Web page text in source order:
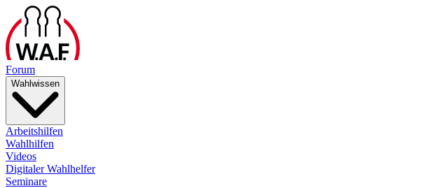
Forum
Wahlwissen
Arbeitshilfen
Wahlhilfen
Videos
Digitaler Wahlhelfer
Seminare